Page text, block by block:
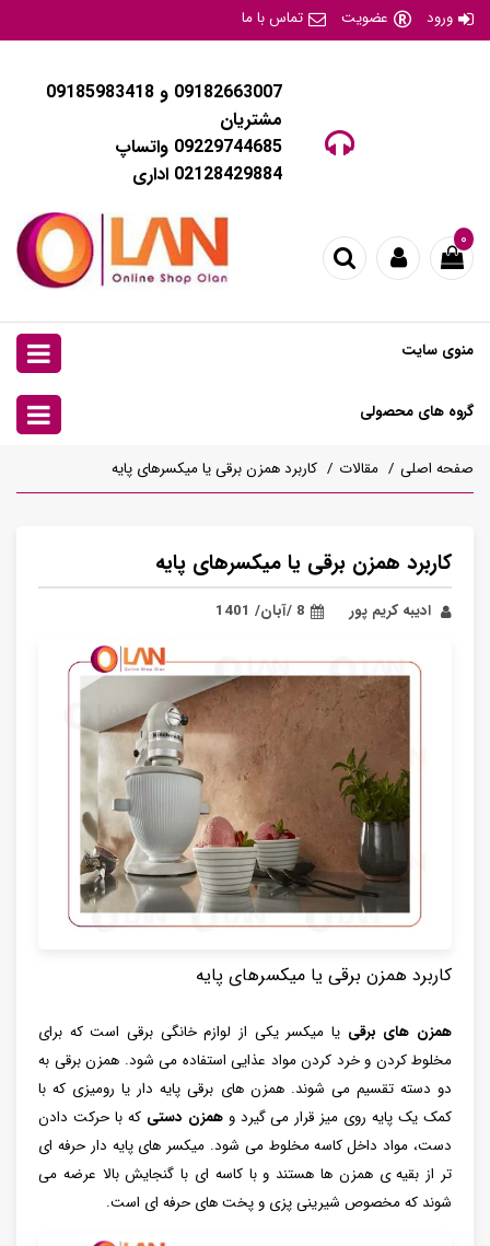
ورود عضویت تماس با ما
09182663007 و 09185983418
مشتریان
09229744685 واتساپ
02128429884 اداری
۰
منوی سایت
گروه های محصولی
صفحه اصلی مقالات کاربرد همزن برقی یا میکسرهای پایه
کاربرد همزن برقی یا میکسرهای پایه
ادیبه کریم پور 8 /آبان/ 1401
کاربرد همزن برقی یا میکسرهای پایه
همزن های برقی یا میکسر یکی از لوازم خانگی برقی است که برای
مخلوط کردن و خرد کردن مواد عذایی استفاده می شود. همزن برقی به
دو دسته تقسیم می شوند. همزن های برقی پایه دار یا رومیزی که با
کمک یک پایه روی میز قرار می گیرد و همزن دستی که با حرکت دادن
دست، مواد داخل کاسه مخلوط می شود. میکسر های پایه دار حرفه ای
تر از بقیه ی همزن ها هستند و با کاسه ای با گنجایش بالا عرضه می
شوند که مخصوص شیرینی پزی و پخت های حرفه ای است.